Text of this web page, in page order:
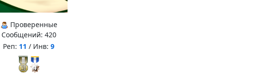
Проверенные
Сообщений: 420
Реп: 11 / Инв: 9